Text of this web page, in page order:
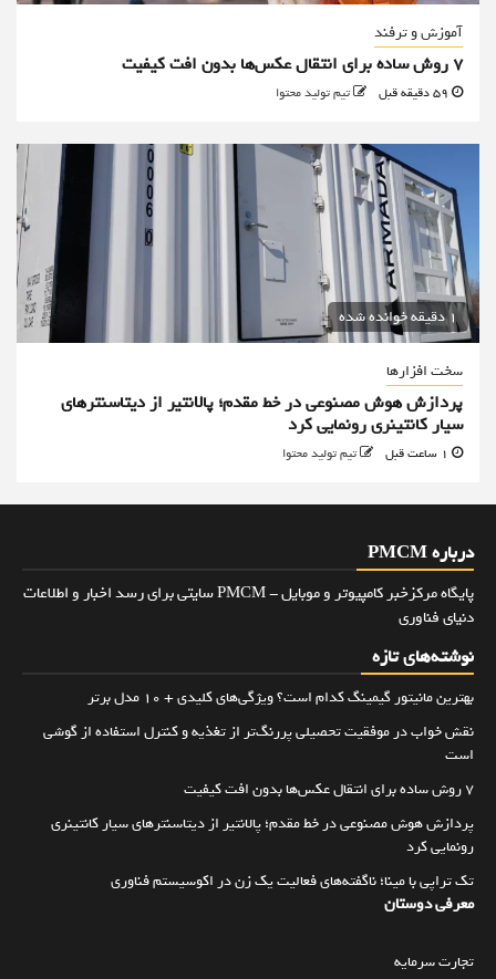
آموزش و ترفند
۷ روش ساده برای انتقال عکس‌ها بدون افت کیفیت
تیم تولید محتوا
1 دقیقه خوانده شده
سخت افزارها
پردازش هوش مصنوعی در خط مقدم؛ پالانتیر از دیتاسنترهای
سیار کانتینری رونمایی کرد
تیم تولید محتوا
درباره PMCM
پایگاه مرکزخبر کامپیوتر و موبایل - PMCM سایتی برای رسد اخبار و اطلاعات
دنیای فناوری
نوشته‌های تازه
بهترین مانیتور گیمینگ کدام است؟ ویژگی‌های کلیدی + 10 مدل برتر
نقش خواب در موفقیت تحصیلی پررنگ‌تر از تغذیه و کنترل استفاده از گوشی
است
۷ روش ساده برای انتقال عکس‌ها بدون افت کیفیت
پردازش هوش مصنوعی در خط مقدم؛ پالانتیر از دیتاسنترهای سیار کانتینری
رونمایی کرد
تک تراپی با مینا؛ ناگفته‌های فعالیت یک زن در اکوسیستم فناوری
معرفی دوستان
تجارت سرمایه